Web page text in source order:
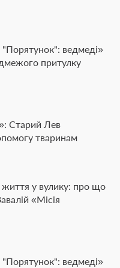
ведмеді»
притулку
Старий Лев
тваринам
у вулику: про що
«Місія
ведмеді»